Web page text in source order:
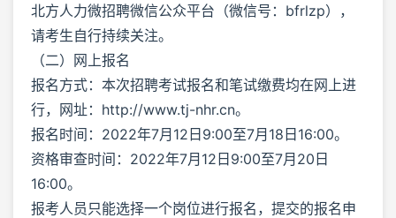
北方人力微招聘微信公众平台（微信号：bfrlzp），
请考生自行持续关注。
（二）网上报名
报名方式：本次招聘考试报名和笔试缴费均在网上进
行，网址：http://www.tj-nhr.cn。
报名时间：2022年7月12日9:00至7月18日16:00。
资格审查时间：2022年7月12日9:00至7月20日
16:00。
报考人员只能选择一个岗位进行报名，提交的报名申